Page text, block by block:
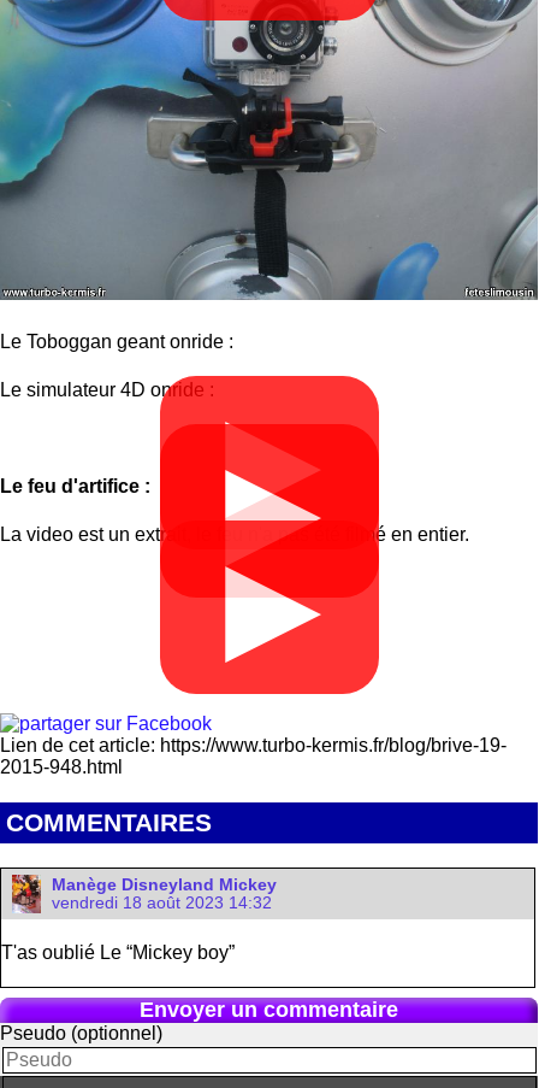
Le Toboggan geant onride :
▶
Le simulateur 4D onride :
▶
Le feu d'artifice :
▶
La video est un extrait, le feu n'a pas été filmé en entier.
Lien de cet article: https://www.turbo-kermis.fr/blog/brive-19-
2015-948.html
COMMENTAIRES
Manège Disneyland Mickey
vendredi 18 août 2023 14:32
T'as oublié Le “Mickey boy”
Envoyer un commentaire
Pseudo (optionnel)